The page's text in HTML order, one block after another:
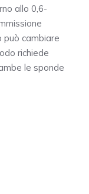
allo 0,6-
può cambiare
richiede
le sponde